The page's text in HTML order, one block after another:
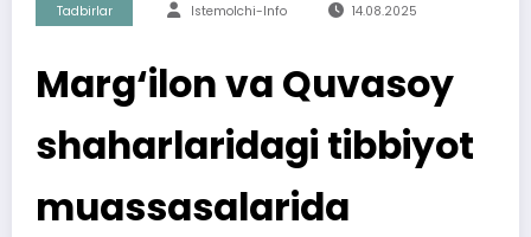
Tadbirlar Istemolchi-Info 14.08.2025
Marg‘ilon va Quvasoy
shaharlaridagi tibbiyot
muassasalarida